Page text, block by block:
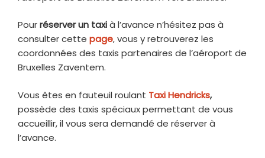
Pourréserver un taxià l’avance n’hésitez pas à
consulter cette page, vous y retrouverez les
coordonnées des taxis partenaires de l’aéroport de
Bruxelles Zaventem.
Vous êtes en fauteuil roulant TaxiHendricks,
possède des taxis spéciaux permettant de vous
accueillir, il vous sera demandé de réserver à
l’avance.